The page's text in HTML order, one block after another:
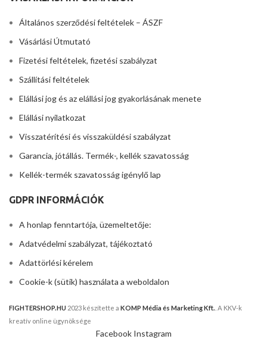
Általános szerződési feltételek – ÁSZF
Vásárlási Útmutató
Fizetési feltételek, fizetési szabályzat
Szállítási feltételek
Elállási jog és az elállási jog gyakorlásának menete
Elállási nyilatkozat
Visszatérítési és visszaküldési szabályzat
Garancia, jótállás. Termék-, kellék szavatosság
Kellék-termék szavatosság igénylő lap
GDPR INFORMÁCIÓK
A honlap fenntartója, üzemeltetője:
Adatvédelmi szabályzat, tájékoztató
Adattörlési kérelem
Cookie-k (sütik) használata a weboldalon
FIGHTERSHOP.HU 2023 készítette a KOMP Média és Marketing Kft. . A KKV-k
kreatív online ügynöksége
Facebook Instagram